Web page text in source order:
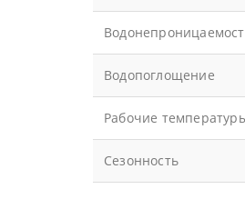
Водопоглощение
Рабочие
Сезонность